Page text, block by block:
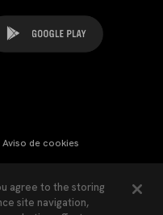
Aviso de cookies
de Privacidad
agree to the storing
site navigation,